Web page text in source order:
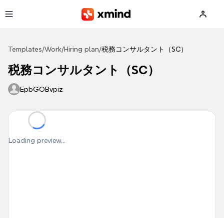
Templates/Work/Hiring plan/税務コンサルタント（SC）
税務コンサルタント（SC）
EpbGOBvpiz
Loading preview...